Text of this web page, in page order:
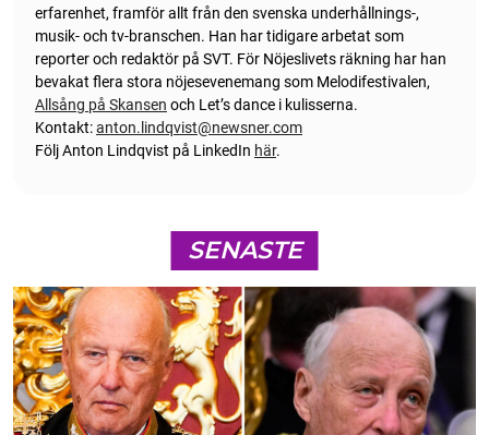
erfarenhet, framför allt från den svenska underhållnings-,
musik- och tv-branschen. Han har tidigare arbetat som
reporter och redaktör på SVT. För Nöjeslivets räkning har han
bevakat flera stora nöjesevenemang som Melodifestivalen,
Allsång på Skansen och Let’s dance i kulisserna.
Kontakt:anton.lindqvist@newsner.com
Följ Anton Lindqvist på LinkedIn här.
SENASTE